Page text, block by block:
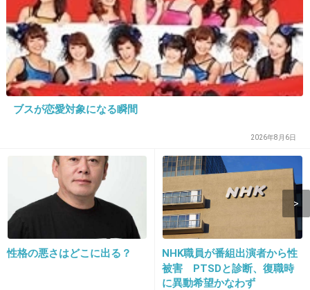
13. 匿名2026/06/03(水) 17:03:35
背もたれと肘置きの角にハマってる事多いから困る
1件の返信
2026/06/03(水) 17:04:56
ない方が横からも座れて良くない？
インテリアコーディネーターの資格持ってますが、プロの
+5 -7
ブスが恋愛対象になる瞬間
2026年8月6日
性格の悪さはどこに出る？
NHK職員が番組出演者から性
被害 PTSDと診断、復職時
に異動希望かなわず